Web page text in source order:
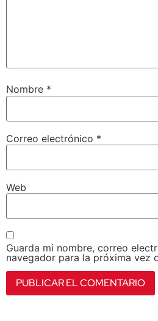
Nombre *
Correo electrónico *
Web
Guarda mi nombre, correo
navegador para la próxima vez